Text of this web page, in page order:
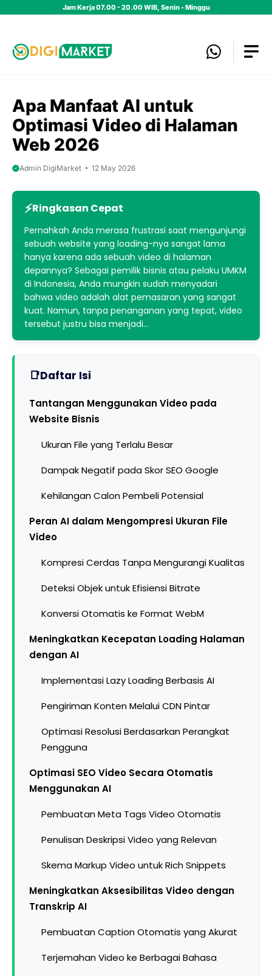
Jam Kerja 07.00 - 20.00 WIB, Senin - Minggu
Apa Manfaat AI untuk
Optimasi Video di Halaman
Web 2026
Admin DigiMarket 12 May 2026
Ringkasan Cepat
Pernahkah Anda merasa frustrasi saat mengunjungi
sebuah website yang loading-nya sangat lama
hanya karena ada sebuah video di halaman
depannya? Sebagai pemilik bisnis atau pelaku UMKM
di Indonesia, Anda mungkin sudah menyadari
bahwa video adalah alat pemasaran yang sangat
kuat. Namun, tanpa penanganan yang tepat, video
tersebut justru bisa menjadi…
Daftar Isi
Tantangan Menggunakan Video pada
Website Bisnis
Ukuran File yang Terlalu Besar
Dampak Negatif pada Skor SEO Google
Kehilangan Calon Pembeli Potensial
Peran AI dalam Mengompresi Ukuran File
Video
Kompresi Cerdas Tanpa Mengurangi Kualitas
Deteksi Objek untuk Efisiensi Bitrate
Konversi Otomatis ke Format WebM
Meningkatkan Kecepatan Loading Halaman
dengan AI
Implementasi Lazy Loading Berbasis AI
Pengiriman Konten Melalui CDN Pintar
Optimasi Resolusi Berdasarkan Perangkat
Pengguna
Optimasi SEO Video Secara Otomatis
Menggunakan AI
Pembuatan Meta Tags Video Otomatis
Penulisan Deskripsi Video yang Relevan
Skema Markup Video untuk Rich Snippets
Meningkatkan Aksesibilitas Video dengan
Transkrip AI
Pembuatan Caption Otomatis yang Akurat
Terjemahan Video ke Berbagai Bahasa